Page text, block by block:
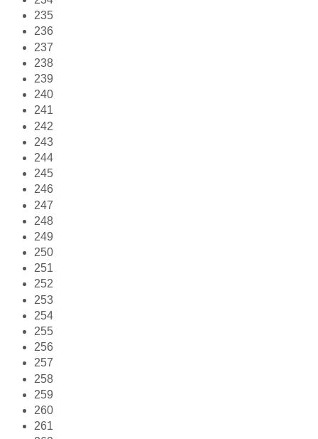
235
236
237
238
239
240
241
242
243
244
245
246
247
248
249
250
251
252
253
254
255
256
257
258
259
260
261